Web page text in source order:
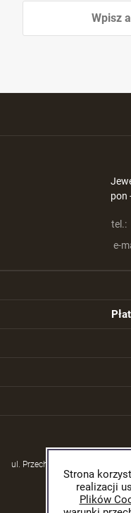
Strona
realizacji
Plików
pon
tel.:
e-
ul. Przechodzisko 39, 21-570